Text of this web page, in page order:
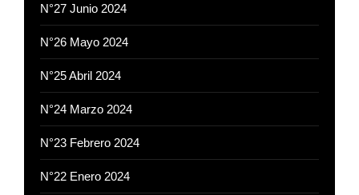
N°27 Junio 2024
N°26 Mayo 2024
N°25 Abril 2024
N°24 Marzo 2024
N°23 Febrero 2024
N°22 Enero 2024